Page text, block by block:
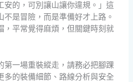
安的，可別讓山讓你違規。」這
不是冒險，而是準備好才上路。
，平常覺得麻煩，但關鍵時刻就
第一場重裝縱走，請務必把腳踝
多的裝備細節、路線分析與安全